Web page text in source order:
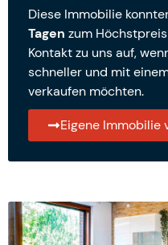
Diese Immobilie
Tagen zum
Kontakt zu uns auf,
schneller und mit
verkaufen möchten.
Eigene Immobilie